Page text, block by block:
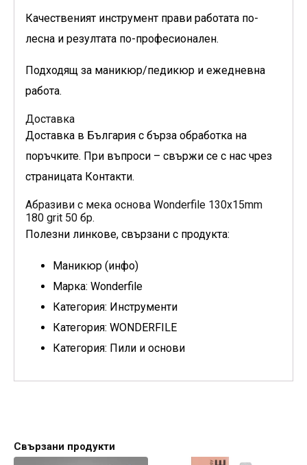
Качественият инструмент прави работата по-
лесна и резултата по-професионален.
Подходящ за маникюр/педикюр и ежедневна
работа.
Доставка
Доставка в България с бърза обработка на
поръчките. При въпроси – свържи се с нас чрез
страницата Контакти.
Абразиви с мека основа Wonderfile 130x15mm
180 grit 50 бр.
Полезни линкове, свързани с продукта:
Маникюр (инфо)
Марка: Wonderfile
Категория: Инструменти
Категория: WONDERFILE
Категория: Пили и основи
Свързани продукти